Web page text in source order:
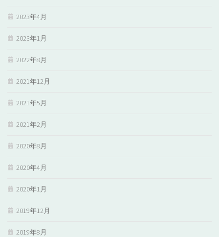
2023年4月
2023年1月
2022年8月
2021年12月
2021年5月
2021年2月
2020年8月
2020年4月
2020年1月
2019年12月
2019年8月